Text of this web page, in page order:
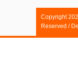
Copyright
Reserved /